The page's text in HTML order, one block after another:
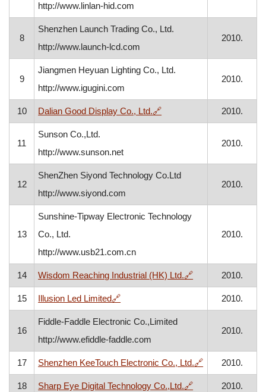
http://www.linlan-hid.com
8
Shenzhen Launch Trading Co., Ltd.
http://www.launch-lcd.com
2010.
9
Jiangmen Heyuan Lighting Co., Ltd.
http://www.igugini.com
2010.
10 Dalian Good Display Co., Ltd.🔗, otvara se u novom
2010.
11
Sunson Co.,Ltd.
http://www.sunson.net
2010.
12
ShenZhen Siyond Technology Co.Ltd
http://www.siyond.com
2010.
13
Sunshine-Tipway Electronic Technology
Co., Ltd.
http://www.usb21.com.cn
2010.
14 Wisdom Reaching Industrial (HK) Ltd.🔗, otvara se u
2010.
15 Illusion Led Limited🔗, otvara se u novom prozoru2010.
16
Fiddle-Faddle Electronic Co.,Limited
http://www.efiddle-faddle.com
2010.
17 Shenzhen KeeTouch Electronic Co., Ltd.🔗, otvara se u
2010.
18 Sharp Eye Digital Technology Co.,Ltd.🔗, otvara se u
2010.